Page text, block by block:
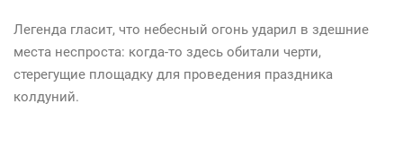
Легенда гласит, что небесный огонь ударил в здешние
места неспроста: когда-то здесь обитали черти,
стерегущие площадку для проведения праздника
колдуний.